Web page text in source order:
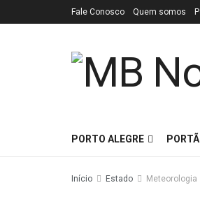
Fale Conosco Quem somos
PORTO ALEGRE
Início Estado Meteorologia